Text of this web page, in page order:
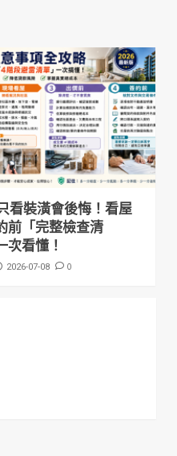
看裝潢會後悔！看屋
前「完整檢查清
次看懂！
2026-07-08 0